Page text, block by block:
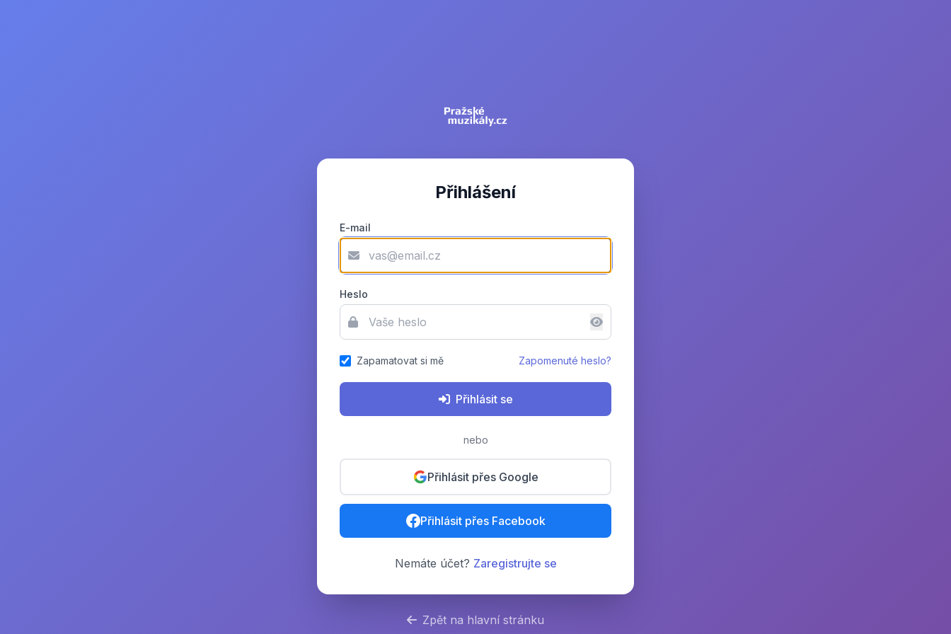
Přihlášení
E-mail
Heslo
Zapamatovat si mě Zapomenuté heslo?
Přihlásit se
nebo
Přihlásit přes Google
Přihlásit přes Facebook
Nemáte účet? Zaregistrujte se
Zpět na hlavní stránku